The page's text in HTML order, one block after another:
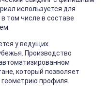
используется для
том числе в составе
у ведущих
Производство
который позволяет
профиля.